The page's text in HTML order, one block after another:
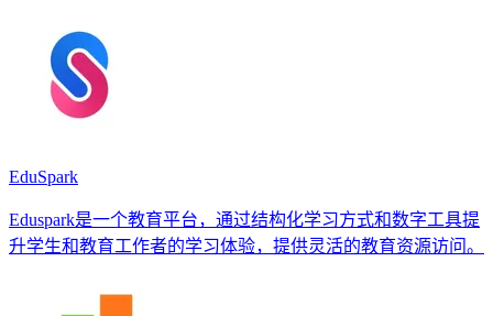
EduSpark
Eduspark是一个教育平台，通过结构化学习方式和数字工具提
升学生和教育工作者的学习体验，提供灵活的教育资源访问。